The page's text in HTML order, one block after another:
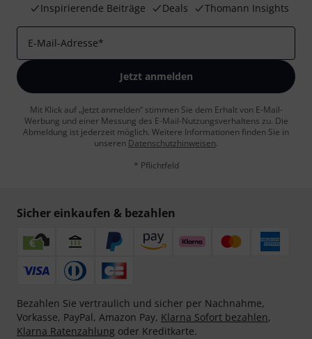
Inspirierende Beiträge
Deals Thomann Insights
E-Mail-Adresse*
Jetzt anmelden
Mit Klick auf „Jetzt anmelden“ stimmen Sie dem Erhalt von E-Mail-
Werbung und einer Messung des E-Mail-Nutzungsverhaltens zu. Die
Abmeldung ist jederzeit möglich. Weitere Informationen finden Sie in
unseren Datenschutzhinweisen.
* Pflichtfeld
Sicher einkaufen & bezahlen
Bezahlen Sie vertraulich und sicher per Nachnahme,
Vorkasse, PayPal, Amazon Pay, Klarna Sofort bezahlen,
Klarna Ratenzahlung oder Kreditkarte.